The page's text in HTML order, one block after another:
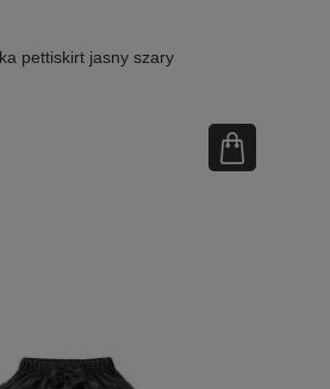
pettiskirt jasny szary